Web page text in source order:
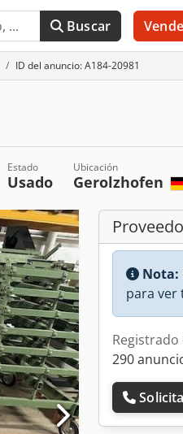
Buscar
ID del anuncio: A184-20981
Estado
Usado
Ubicación
Gerolzhofen
Nota:
para ver
Registrado
290